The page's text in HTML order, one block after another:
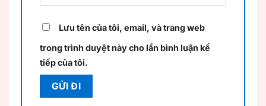
Lưu tên của tôi, email, và trang web
trong trình duyệt này cho lần bình luận kế
tiếp của tôi.